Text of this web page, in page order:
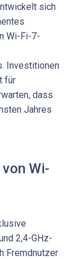
sich
Wi-Fi-7-
Investitionen
für
dass
Jahres
Wi-
2,4-GHz-
Fremdnutzer